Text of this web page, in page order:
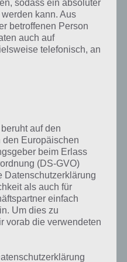
Mit 26,99 Euro ist das Set nicht
ganz billig und auf den ersten
Blick erhält man auch nur
ganze Familie.
Weitere Features
von Life of George
können damit insgesamt
werden, die in vielen
oder England verstreut
Wem das alles nicht
sodass ein absoluter
kann. Aus
betroffenen Person
auch auf
telefonisch, an
auf den
den Europäischen
beim Erlass
(DS-GVO)
Datenschutzerklärung
als auch für
einfach
Um dies zu
vorab die verwendeten